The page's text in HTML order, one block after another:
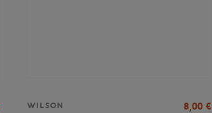
WILSON 8,00 €